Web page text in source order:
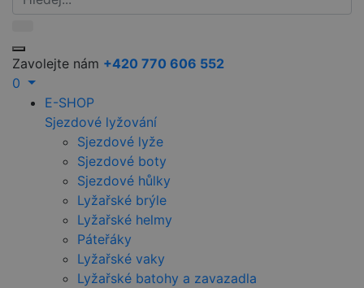
Zavolejte nám +420 770 606 552
0
E-SHOP
Sjezdové lyžování
Sjezdové lyže
Sjezdové boty
Sjezdové hůlky
Lyžařské brýle
Lyžařské helmy
Páteřáky
Lyžařské vaky
Lyžařské batohy a zavazadla